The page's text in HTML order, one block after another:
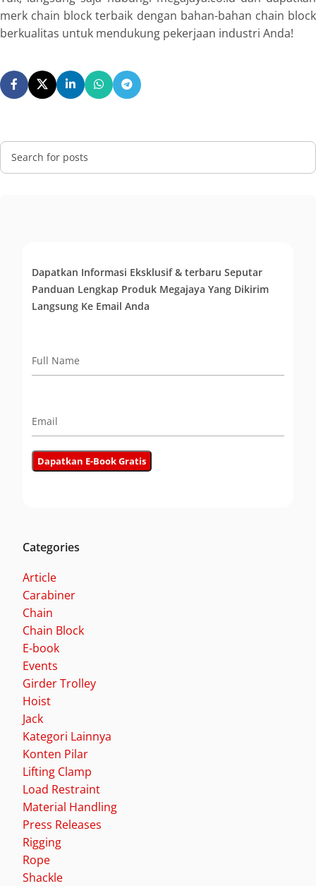
merk chain block terbaik dengan bahan-bahan chain block
berkualitas untuk mendukung pekerjaan industri Anda!
Dapatkan Informasi Eksklusif & terbaru Seputar
Panduan Lengkap Produk Megajaya Yang Dikirim
Langsung Ke Email Anda
Categories
Article
Carabiner
Chain
Chain Block
E-book
Events
Girder Trolley
Hoist
Jack
Kategori Lainnya
Konten Pilar
Lifting Clamp
Load Restraint
Material Handling
Press Releases
Rigging
Rope
Shackle